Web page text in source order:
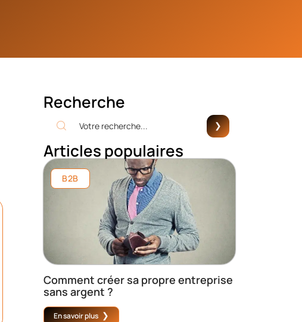
Recherche
Articles populaires
B2B
Comment créer sa propre entreprise
sans argent ?
En savoir plus